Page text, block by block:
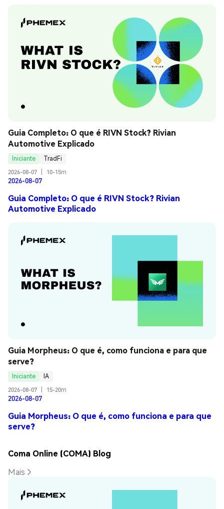
Guia Completo: O que é RIVN Stock? Rivian
Automotive Explicado
Iniciante
TradFi
2026-08-07
10-15m
2026-08-07
Guia Completo: O que é RIVN Stock? Rivian
Automotive Explicado
Guia Morpheus: O que é, como funciona e para que
serve?
Iniciante
IA
2026-08-07
15-20m
2026-08-07
Guia Morpheus: O que é, como funciona e para que
serve?
Coma Online (COMA) Blog
Mais